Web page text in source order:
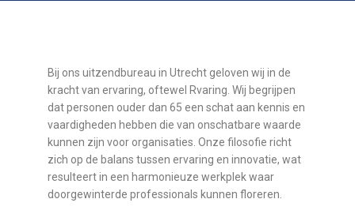
Bij ons uitzendbureau in Utrecht geloven wij in de
kracht van ervaring, oftewel Rvaring. Wij begrijpen
dat personen ouder dan 65 een schat aan kennis en
vaardigheden hebben die van onschatbare waarde
kunnen zijn voor organisaties. Onze filosofie richt
zich op de balans tussen ervaring en innovatie, wat
resulteert in een harmonieuze werkplek waar
doorgewinterde professionals kunnen floreren.